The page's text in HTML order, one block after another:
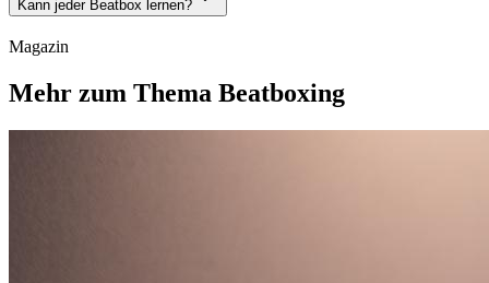
Kann jeder Beatbox lernen?
Magazin
Mehr zum Thema Beatboxing